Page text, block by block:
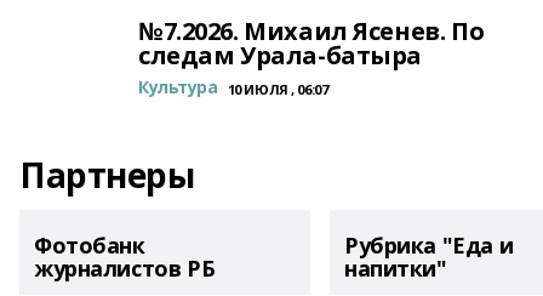
№7.2026. Михаил Ясенев. По
следам Урала-батыра
Культура 10 ИЮЛЯ , 06:07
Партнеры
Фотобанк
журналистов РБ
Рубрика "Еда и
напитки"